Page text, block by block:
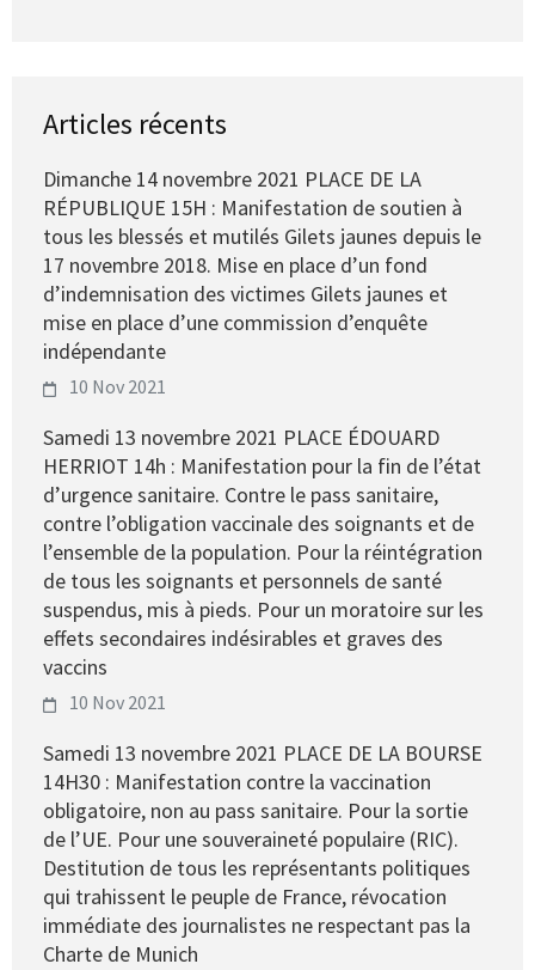
Articles récents
Dimanche 14 novembre 2021 PLACE DE LA
RÉPUBLIQUE 15H : Manifestation de soutien à
tous les blessés et mutilés Gilets jaunes depuis le
17 novembre 2018. Mise en place d’un fond
d’indemnisation des victimes Gilets jaunes et
mise en place d’une commission d’enquête
indépendante
10 Nov 2021
Samedi 13 novembre 2021 PLACE ÉDOUARD
HERRIOT 14h : Manifestation pour la fin de l’état
d’urgence sanitaire. Contre le pass sanitaire,
contre l’obligation vaccinale des soignants et de
l’ensemble de la population. Pour la réintégration
de tous les soignants et personnels de santé
suspendus, mis à pieds. Pour un moratoire sur les
effets secondaires indésirables et graves des
vaccins
10 Nov 2021
Samedi 13 novembre 2021 PLACE DE LA BOURSE
14H30 : Manifestation contre la vaccination
obligatoire, non au pass sanitaire. Pour la sortie
de l’UE. Pour une souveraineté populaire (RIC).
Destitution de tous les représentants politiques
qui trahissent le peuple de France, révocation
immédiate des journalistes ne respectant pas la
Charte de Munich